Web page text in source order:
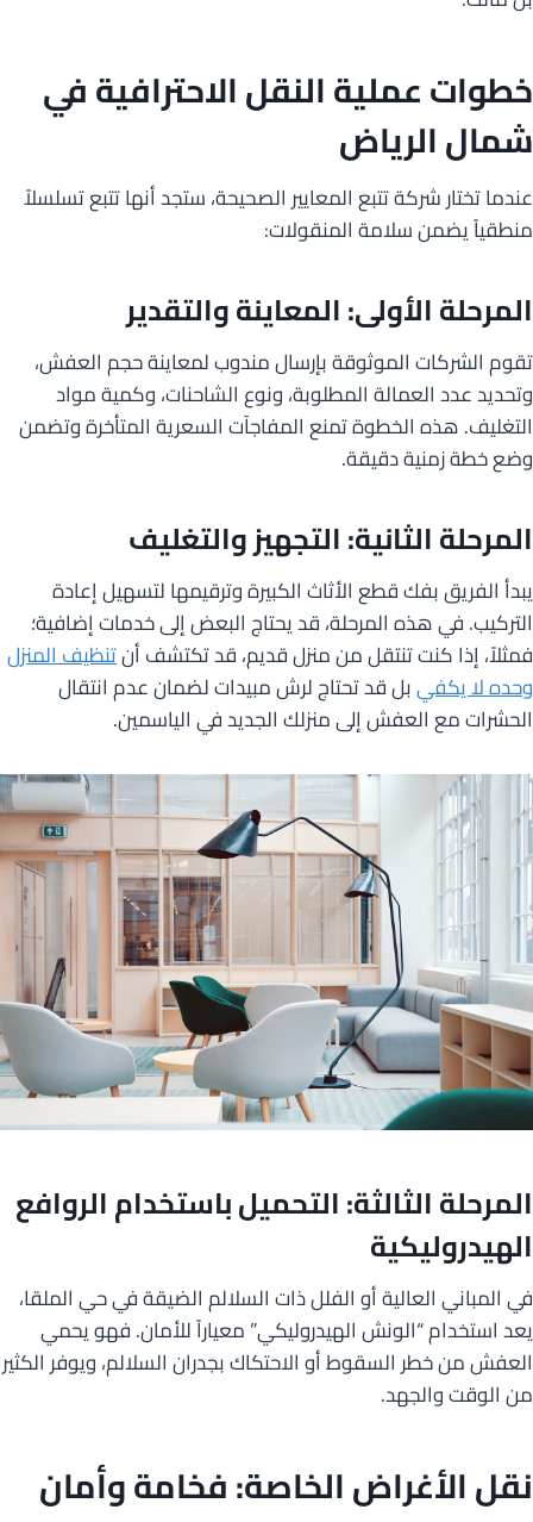
خطوات عملية النقل الاحترافية في
شمال الرياض
عندما تختار شركة تتبع المعايير الصحيحة، ستجد أنها تتبع تسلسلاً
منطقياً يضمن سلامة المنقولات:
المرحلة الأولى: المعاينة والتقدير
تقوم الشركات الموثوقة بإرسال مندوب لمعاينة حجم العفش،
وتحديد عدد العمالة المطلوبة، ونوع الشاحنات، وكمية مواد
التغليف. هذه الخطوة تمنع المفاجآت السعرية المتأخرة وتضمن
وضع خطة زمنية دقيقة.
المرحلة الثانية: التجهيز والتغليف
يبدأ الفريق بفك قطع الأثاث الكبيرة وترقيمها لتسهيل إعادة
التركيب. في هذه المرحلة، قد يحتاج البعض إلى خدمات إضافية؛
فمثلاً، إذا كنت تنتقل من منزل قديم، قد تكتشف أنتنظيف المنزل
وحده لا يكفيبل قد تحتاج لرش مبيدات لضمان عدم انتقال
الحشرات مع العفش إلى منزلك الجديد في الياسمين.
المرحلة الثالثة: التحميل باستخدام الروافع
الهيدروليكية
في المباني العالية أو الفلل ذات السلالم الضيقة في حي الملقا،
يعد استخدام “الونش الهيدروليكي” معياراً للأمان. فهو يحمي
العفش من خطر السقوط أو الاحتكاك بجدران السلالم، ويوفر الكثير
من الوقت والجهد.
نقل الأغراض الخاصة: فخامة وأمان